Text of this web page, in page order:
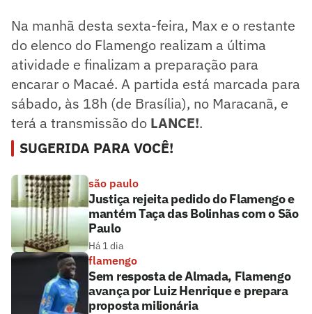
Na manhã desta sexta-feira, Max e o restante
do elenco do Flamengo realizam a última
atividade e finalizam a preparação para
encarar o Macaé. A partida está marcada para
sábado, às 18h (de Brasília), no Maracanã, e
terá a transmissão do LANCE!.
SUGERIDA PARA VOCÊ!
são paulo
Justiça rejeita pedido do Flamengo e
mantém Taça das Bolinhas com o São
Paulo
Há 1 dia
flamengo
Sem resposta de Almada, Flamengo
avança por Luiz Henrique e prepara
proposta milionária